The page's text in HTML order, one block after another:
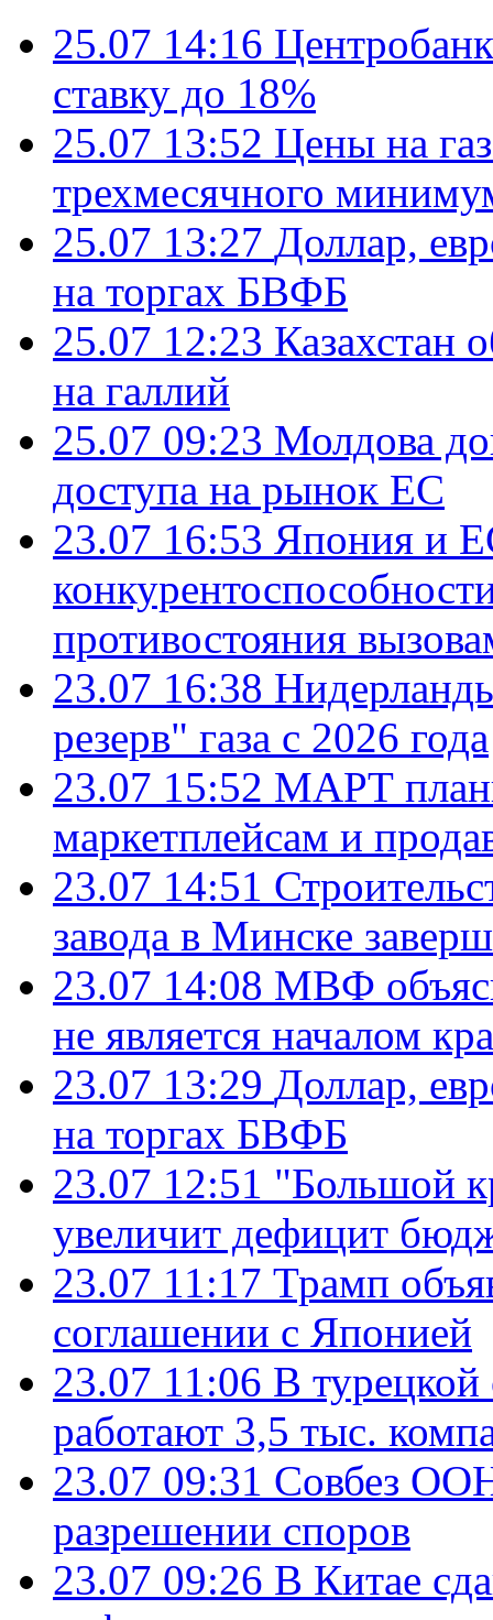
25.07 14:16
ставку до 18%
25.07 13:52 Цены на
трехмесячного
25.07 13:27 Доллар,
на торгах БВФБ
25.07 12:23 Казахстан
на галлий
25.07 09:23 Молдова
доступа на рынок ЕС
23.07 16:53 Япония и
противостояния
23.07 16:38
резерв" газа с 2026 года
23.07 15:52 МАРТ
маркетплейсам и
23.07 14:51
завода в Минске
23.07 14:08 МВФ
не является началом
23.07 13:29 Доллар,
на торгах БВФБ
23.07 12:51 "Большой
увеличит дефицит
23.07 11:17 Трамп
соглашении с Японией
23.07 11:06 В
работают 3,5 тыс.
23.07 09:31 Совбез
разрешении споров
23.07 09:26 В Китае